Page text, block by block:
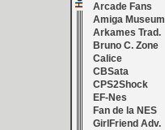
Arcade Fans
Amiga Museum
Arkames Trad.
Bruno C. Zone
Calice
CBSata
CPS2Shock
EF-Nes
Fan de la NES
GirlFriend Adv.